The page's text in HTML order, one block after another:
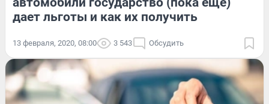
дает льготы и как их получить
13 февраля, 2020, 08:00 3 543 Обсудить